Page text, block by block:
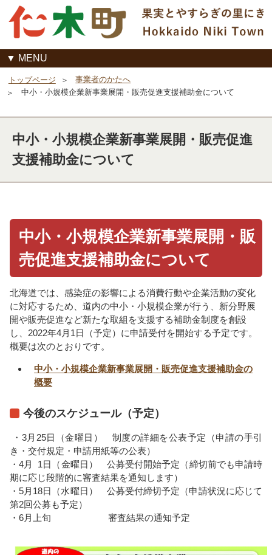
MENU
トップページ
事業者のかたへ
中小・小規模企業新事業展開・販売促進支援補助金について
中小・小規模企業新事業展開・販売促進
支援補助金について
中小・小規模企業新事業展開・販
売促進支援補助金について
北海道では、感染症の影響による消費行動や企業活動の変化
に対応するため、道内の中小・小規模企業が行う、新分野展
開や販売促進など新たな取組を支援する補助金制度を創設
し、2022年4月1日（予定）に申請受付を開始する予定です。
概要は次のとおりです。
中小・小規模企業新事業展開・販売促進支援補助金の
概要
今後のスケジュール（予定）
・3月25日（金曜日） 制度の詳細を公表予定（申請の手引
き・交付規定・申請用紙等の公表）
・4月 1日（金曜日） 公募受付開始予定（締切前でも申請時
期に応じ段階的に審査結果を通知します）
・5月18日（水曜日） 公募受付締切予定（申請状況に応じて
第2回公募も予定）
・6月上旬 審査結果の通知予定